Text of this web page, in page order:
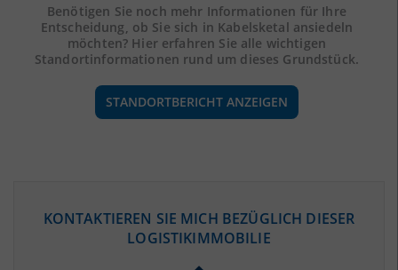
Benötigen Sie noch mehr Informationen für Ihre
Entscheidung, ob Sie sich in Kabelsketal ansiedeln
möchten? Hier erfahren Sie alle wichtigen
Standortinformationen rund um dieses Grundstück.
STANDORTBERICHT ANZEIGEN
(STAND: 12/2019)
KONTAKTIEREN SIE MICH BEZÜGLICH DIESER
LOGISTIKIMMOBILIE